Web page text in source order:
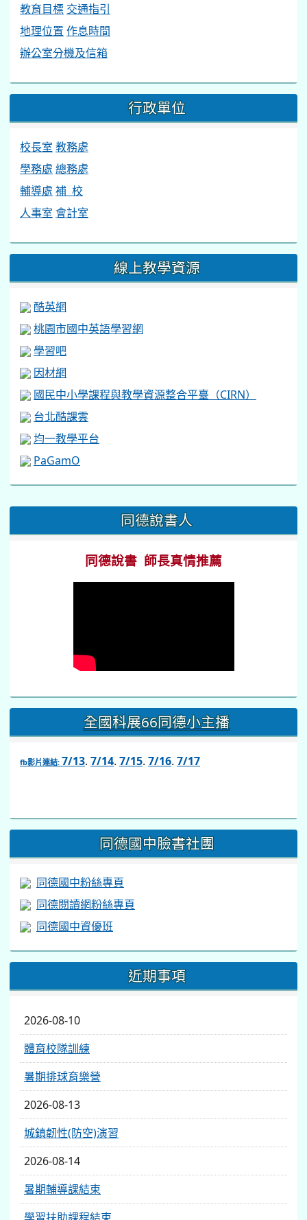
教育目標 交通指引
地理位置 作息時間
辦公室分機及信箱
行政單位
校長室 教務處
學務處 總務處
輔導處 補 校
人事室 會計室
線上教學資源
酷英網
桃園市國中英語學習網
學習吧
因材網
國民中小學課程與教學資源整合平臺（CIRN）
台北酷課雲
均一教學平台
PaGamO
::: 同德說書人
同德說書 師長真情推薦
全國科展66同德小主播
fb影片連結: 7/13. 7/14. 7/15. 7/16. 7/17
https://www.facebook.com/share/v/1BsLSkstia/
同德國中臉書社團
同德國中粉絲專頁
同德閱讀網粉絲專頁
同德國中資優班
近期事項
2026-08-10
體育校隊訓練
暑期排球育樂營
2026-08-13
城鎮韌性(防空)演習
2026-08-14
暑期輔導課結束